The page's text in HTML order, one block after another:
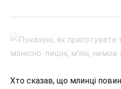
Хто сказав, що млинці